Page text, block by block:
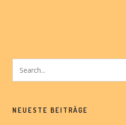
NEUESTE BEITRÄGE